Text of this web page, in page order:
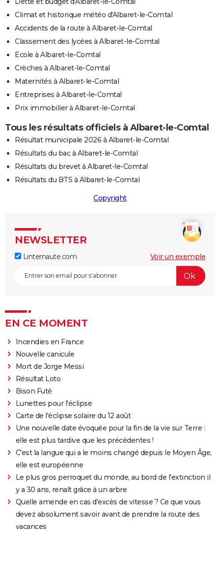
Climat et historique météo d'Albaret-le-Comtal
Accidents de la route à Albaret-le-Comtal
Classement des lycées à Albaret-le-Comtal
Ecole à Albaret-le-Comtal
Crèches à Albaret-le-Comtal
Maternités à Albaret-le-Comtal
Entreprises à Albaret-le-Comtal
Prix immobilier à Albaret-le-Comtal
Tous les résultats officiels à Albaret-le-Comtal
Résultat municipale 2026 à Albaret-le-Comtal
Résultats du bac à Albaret-le-Comtal
Résultats du brevet à Albaret-le-Comtal
Résultats du BTS à Albaret-le-Comtal
Copyright
NEWSLETTER
Linternaute.com Voir un exemple
EN CE MOMENT
Incendies en France
Nouvelle canicule
Mort de Jorge Messi
Résultat Loto
Bison Futé
Lunettes pour l'éclipse
Carte de l'éclipse solaire du 12 août
Une nouvelle date évoquée pour la fin de la vie sur Terre :
elle est plus tardive que les précédentes !
C'est la langue qui a le moins changé depuis le Moyen Âge,
elle est européenne
Le plus gros perroquet du monde, au bord de l'extinction il
y a 30 ans, renaît grâce à un arbre
Quelle amende en cas d'excès de vitesse ? Ce que vous
devez absolument savoir avant de prendre la route des
vacances